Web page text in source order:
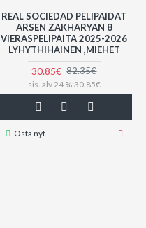
REAL SOCIEDAD PELIPAIDAT
ARSEN ZAKHARYAN 8
VIERASPELIPAITA 2025-2026
LYHYTHIHAINEN ,MIEHET
30.85€ 82.35€
sis. alv 24 %:30.85€
Osta nyt